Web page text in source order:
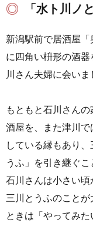
「水ト川ノ
新潟駅前で居酒屋
に四角い枡形の酒
川さん夫婦に会いま
もともと石川さん
酒屋を、また津川
している縁もあり
うふ」を引き継ぐこ
石川さんは小さい
三川とうふのこと
ときは「やってみた